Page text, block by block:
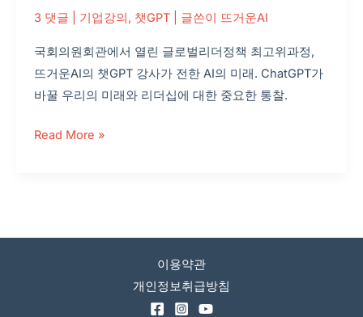
3 댓글 기업강의, 챗GPT| 글쓴이 뜨거운AI
국회의원회관에서 열린 글로벌리더정책 최고위과정,
뜨거운AI의 챗GPT 강사가 전한 AI의 미래. ChatGPT가
바꿀 우리의 미래와 리더십에 대한 중요한 통찰.
거
AI
Read More »
이용약관
개인정보취급방침